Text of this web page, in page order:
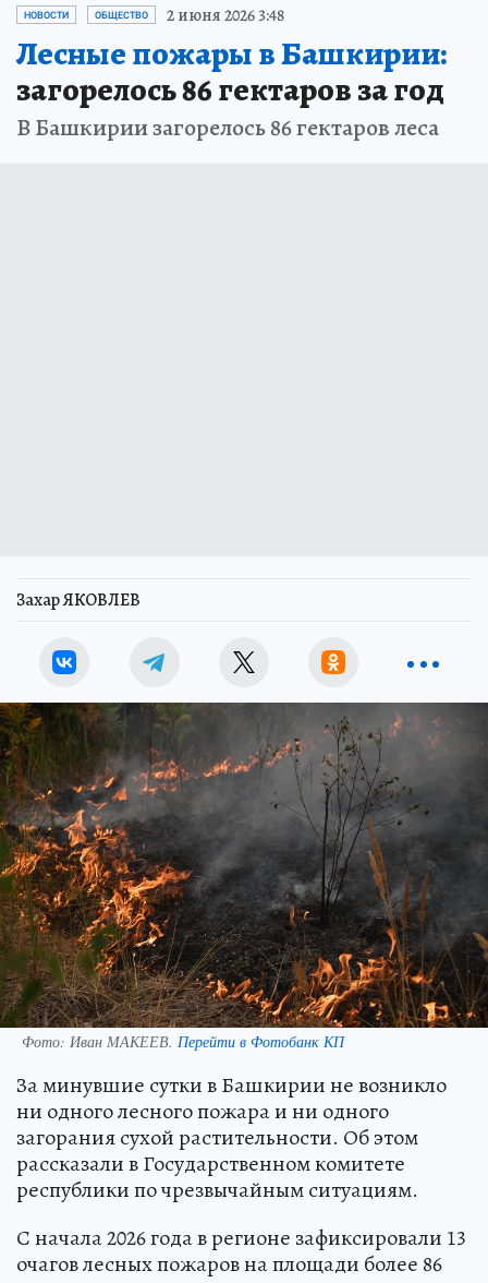
НОВОСТИ ОБЩЕСТВО 2 июня 2026 3:48
Лесные пожары в Башкирии:
загорелось 86 гектаров за год
В Башкирии загорелось 86 гектаров леса
Захар ЯКОВЛЕВ
Фото: Иван МАКЕЕВ. Перейти в Фотобанк КП
За минувшие сутки в Башкирии не возникло
ни одного лесного пожара и ни одного
загорания сухой растительности. Об этом
рассказали в Государственном комитете
республики по чрезвычайным ситуациям.
С начала 2026 года в регионе зафиксировали 13
очагов лесных пожаров на площади более 86